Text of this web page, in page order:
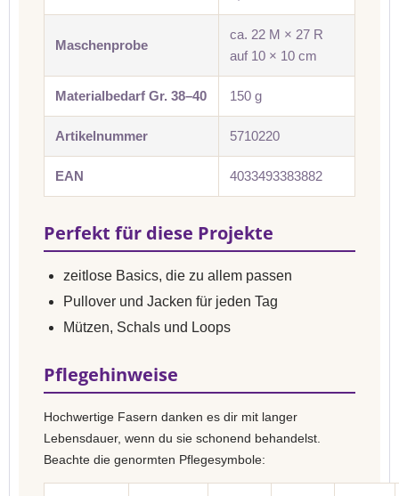
Maschenprobe
ca. 22 M × 27 R
auf 10 × 10 cm
Materialbedarf Gr. 38–40 150 g
Artikelnummer 5710220
EAN 4033493383882
Perfekt für diese Projekte
zeitlose Basics, die zu allem passen
Pullover und Jacken für jeden Tag
Mützen, Schals und Loops
Pflegehinweise
Hochwertige Fasern danken es dir mit langer
Lebensdauer, wenn du sie schonend behandelst.
Beachte die genormten Pflegesymbole: